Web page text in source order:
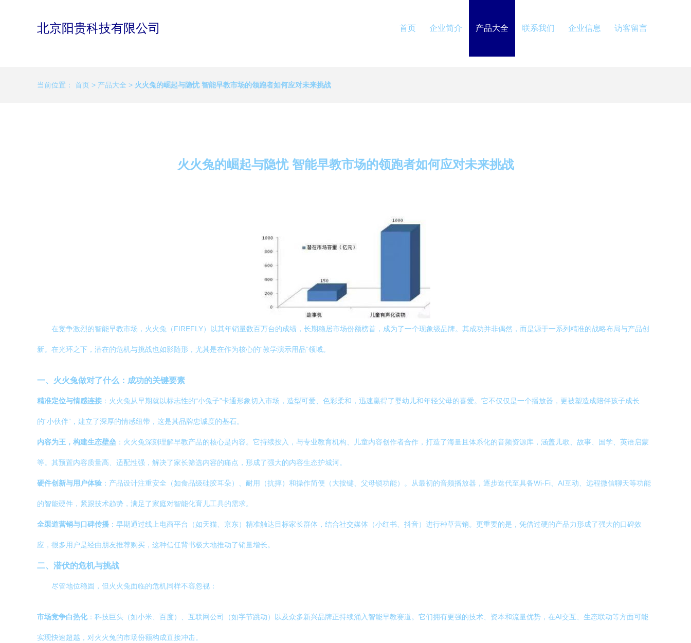
北京阳贵科技有限公司 首页 企业简介 产品大全 联系我们 企业信息 访客留言
当前位置： 首页 > 产品大全 > 火火兔的崛起与隐忧 智能早教市场的领跑者如何应对未来挑战
火火兔的崛起与隐忧 智能早教市场的领跑者如何应对未来挑战
在竞争激烈的智能早教市场，火火兔（FIREFLY）以其年销量数百万台的成绩，长期稳居市场份额榜首，成为了一个现象级品牌。其成功并非偶然，而是源于一系列精准的战略布局与产品创
新。在光环之下，潜在的危机与挑战也如影随形，尤其是在作为核心的“教学演示用品”领域。
一、火火兔做对了什么：成功的关键要素
精准定位与情感连接 ：火火兔从早期就以标志性的“小兔子”卡通形象切入市场，造型可爱、色彩柔和，迅速赢得了婴幼儿和年轻父母的喜爱。它不仅仅是一个播放器，更被塑造成陪伴孩子成长
的“小伙伴”，建立了深厚的情感纽带，这是其品牌忠诚度的基石。
内容为王，构建生态壁垒 ：火火兔深刻理解早教产品的核心是内容。它持续投入，与专业教育机构、儿童内容创作者合作，打造了海量且体系化的音频资源库，涵盖儿歌、故事、国学、英语启蒙
等。其预置内容质量高、适配性强，解决了家长筛选内容的痛点，形成了强大的内容生态护城河。
硬件创新与用户体验 ：产品设计注重安全（如食品级硅胶耳朵）、耐用（抗摔）和操作简便（大按键、父母锁功能）。从最初的音频播放器，逐步迭代至具备Wi-Fi、AI互动、远程微信聊天等功能
的智能硬件，紧跟技术趋势，满足了家庭对智能化育儿工具的需求。
全渠道营销与口碑传播 ：早期通过线上电商平台（如天猫、京东）精准触达目标家长群体，结合社交媒体（小红书、抖音）进行种草营销。更重要的是，凭借过硬的产品力形成了强大的口碑效
应，很多用户是经由朋友推荐购买，这种信任背书极大地推动了销量增长。
二、潜伏的危机与挑战
尽管地位稳固，但火火兔面临的危机同样不容忽视：
市场竞争白热化：科技巨头（如小米、百度）、互联网公司（如字节跳动）以及众多新兴品牌正持续涌入智能早教赛道。它们拥有更强的技术、资本和流量优势，在AI交互、生态联动等方面可能
实现快速超越，对火火兔的市场份额构成直接冲击。